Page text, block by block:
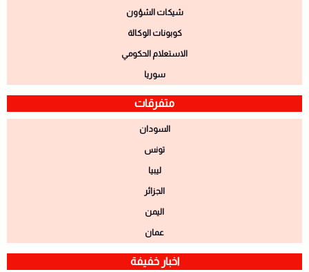
شيكات الشؤون
كوبونات الوكالة
الاستعلام الحكومي
سوريا
متفرقات
السودان
تونس
ليبيا
الجزائر
اليمن
عمان
اخبار خفيفة